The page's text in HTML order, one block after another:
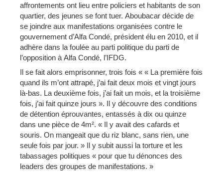
affrontements ont lieu entre policiers et habitants de son
quartier, des jeunes se font tuer. Aboubacar décide de
se joindre aux manifestations organisées contre le
gouvernement d’Alfa Condé, président élu en 2010, et il
adhère dans la foulée au parti politique du parti de
l’opposition à Alfa Condé, l’IFDG.
Il se fait alors emprisonner, trois fois « « La première fois
quand ils m’ont attrapé, j’ai fait deux mois et vingt jours
là-bas. La deuxième fois, j’ai fait un mois, et la troisième
fois, j’ai fait quinze jours ». Il y découvre des conditions
de détention éprouvantes, entassés à dix ou quinze
dans une pièce de 4m². « Il y avait des cafards et
souris. On mangeait que du riz blanc, sans rien, une
seule fois par jour. » Il y subit aussi la torture et les
tabassages politiques « pour que tu dénonces des
leaders des groupes de manifestations. »